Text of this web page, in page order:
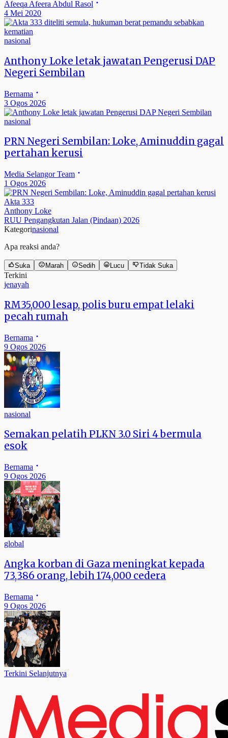
Afeeqa Afeera Abdul Rasol
4 Mei 2020
nasional
Anthony Loke letak jawatan Pengerusi DAP
Negeri Sembilan
Bernama
3 Ogos 2026
nasional
PRN Negeri Sembilan: Loke, Aminuddin gagal
pertahan kerusi
Media Selangor Team
1 Ogos 2026
Akta 333
Anthony Loke
RUU Pengangkutan Jalan (Pindaan) 2026
Kategorinasional
Apa reaksi anda?
Suka Marah Sedih Lucu Tidak Suka
Terkini
jenayah
RM35,000 lesap, polis buru empat lelaki
pecah rumah
Bernama
9 Ogos 2026
nasional
Semakan pelatih PLKN 3.0 Siri 4 bermula
esok
Bernama
9 Ogos 2026
global
Angka korban di Gaza meningkat kepada
73,386 orang, lebih 174,000 cedera
Bernama
9 Ogos 2026
Terkini Selanjutnya